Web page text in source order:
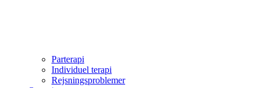
Parterapi
Individuel terapi
Rejsningsproblemer